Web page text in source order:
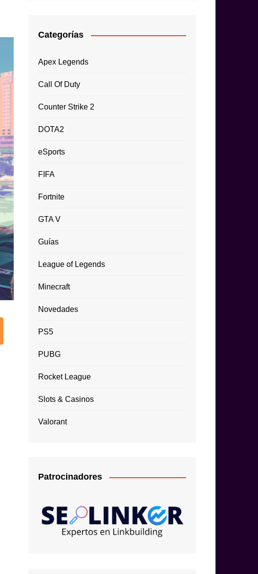
Categorías
Apex Legends
Call Of Duty
Counter Strike 2
DOTA2
eSports
FIFA
Fortnite
GTA V
Guías
League of Legends
Minecraft
Novedades
PS5
PUBG
Rocket League
Slots & Casinos
Valorant
Patrocinadores